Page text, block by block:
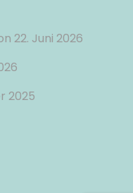
22. Juni 2026
2025